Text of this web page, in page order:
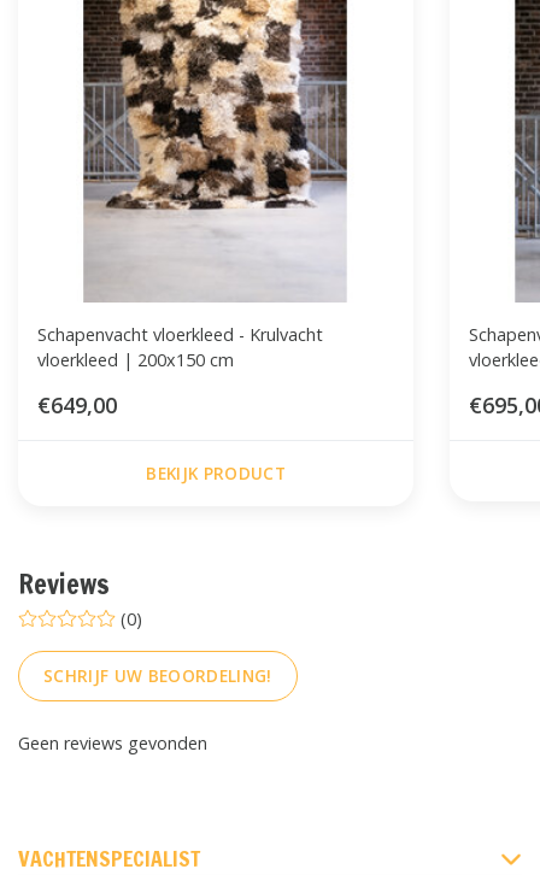
Schapenvacht vloerkleed - Krulvacht
vloerkleed | 200x150 cm
€649,00
BEKIJK PRODUCT
Reviews
(0)
SCHRIJF UW BEOORDELING!
Geen reviews gevonden
VACHTENSPECIALIST